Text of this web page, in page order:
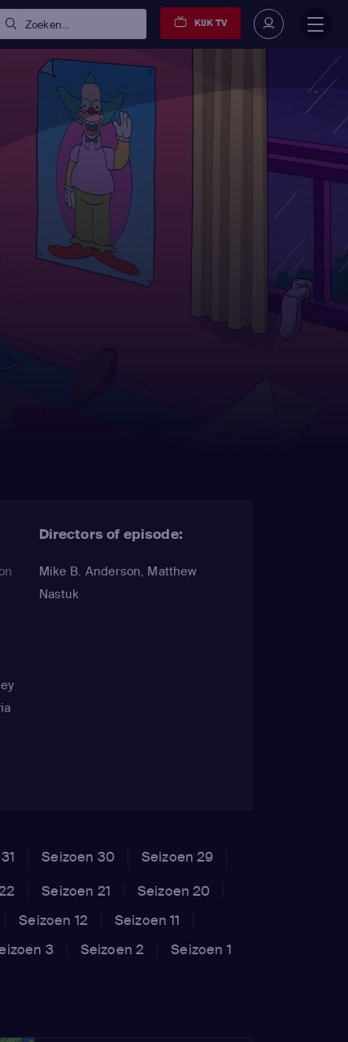
Zoeken... KIJK TV
Directors of episode:
Mike B. Anderson, Matthew
Nastuk
Seizoen 30
Seizoen 29
Seizoen 21
Seizoen 20
Seizoen 12
Seizoen 11
3 Seizoen 2 Seizoen 1